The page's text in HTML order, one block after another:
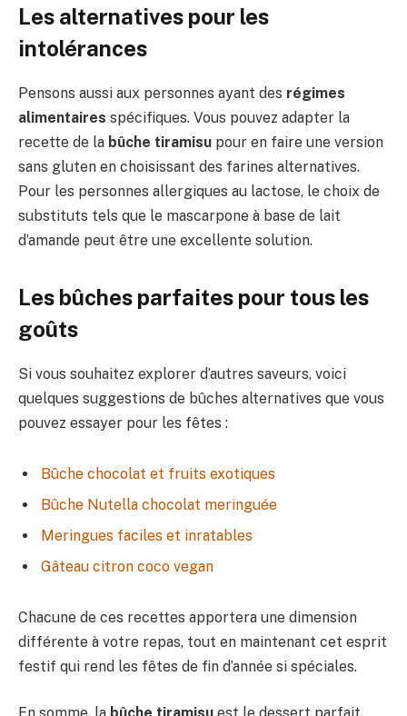
Les alternatives pour les
intolérances
Pensons aussi aux personnes ayant des régimes
alimentaires spécifiques. Vous pouvez adapter la
recette de la bûche tiramisu pour en faire une version
sans gluten en choisissant des farines alternatives.
Pour les personnes allergiques au lactose, le choix de
substituts tels que le mascarpone à base de lait
d’amande peut être une excellente solution.
Les bûches parfaites pour tous les
goûts
Si vous souhaitez explorer d’autres saveurs, voici
quelques suggestions de bûches alternatives que vous
pouvez essayer pour les fêtes :
Bûche chocolat et fruits exotiques
Bûche Nutella chocolat meringuée
Meringues faciles et inratables
Gâteau citron coco vegan
Chacune de ces recettes apportera une dimension
différente à votre repas, tout en maintenant cet esprit
festif qui rend les fêtes de fin d’année si spéciales.